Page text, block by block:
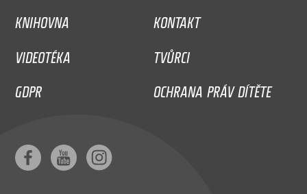
KNIHOVNA
KONTAKT
VIDEOTÉKA
TVŮRCI
GDPR
OCHRANA PRÁV DÍTĚTE